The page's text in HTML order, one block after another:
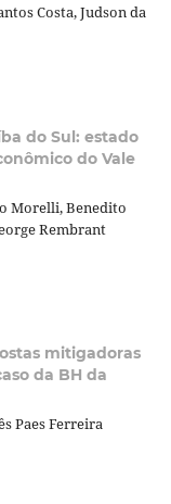
Costa, Judson da
do Sul: estado
do Vale
Morelli, Benedito
Rembrant
mitigadoras
da BH da
Paes Ferreira